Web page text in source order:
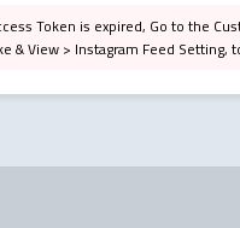
Token is expired, Go to the
& View > Instagram Feed Setting,